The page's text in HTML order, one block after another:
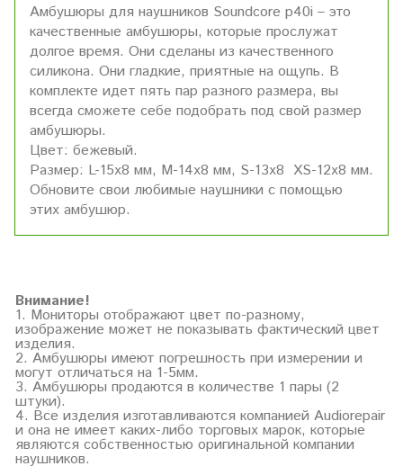
Амбушюры для наушников Soundcore p40i – это
качественные амбушюры, которые прослужат
долгое время. Они сделаны из качественного
силикона. Они гладкие, приятные на ощупь. В
комплекте идет пять пар разного размера, вы
всегда сможете себе подобрать под свой размер
амбушюры.
Цвет: бежевый.
Размер: L-15x8 мм, M-14x8 мм, S-13x8 XS-12х8 мм.
Обновите свои любимые наушники с помощью
этих амбушюр.
Внимание!
1. Мониторы отображают цвет по-разному,
изображение может не показывать фактический цвет
изделия.
2. Амбушюры имеют погрешность при измерении и
могут отличаться на 1-5мм.
3. Амбушюры продаются в количестве 1 пары (2
штуки).
4. Все изделия изготавливаются компанией Audiorepair
и она не имеет каких-либо торговых марок, которые
являются собственностью оригинальной компании
наушников.